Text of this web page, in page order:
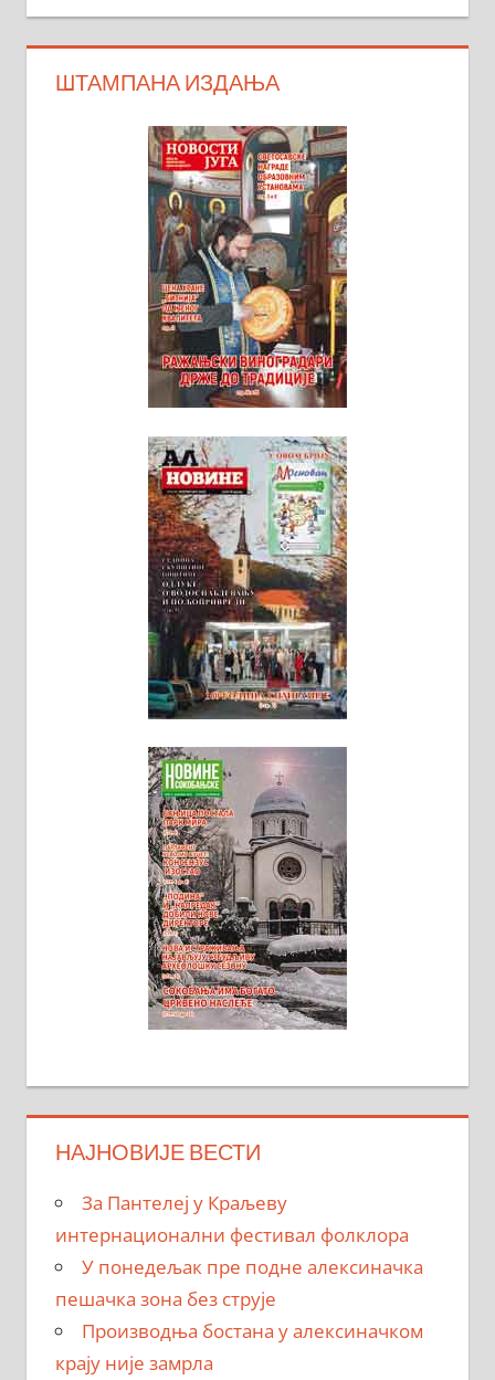
ШТАМПАНА ИЗДАЊА
НАЈНОВИЈЕ ВЕСТИ
За Пантелеј у Краљеву
интернационални фестивал фолклора
У понедељак пре подне алексиначка
пешачка зона без струје
Производња бостана у алексиначком
крају није замрла